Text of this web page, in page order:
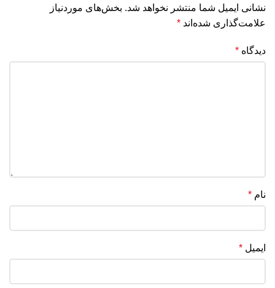
نشانی ایمیل شما منتشر نخواهد شد. بخش‌های موردنیاز
علامت‌گذاری شده‌اند *
دیدگاه *
نام *
ایمیل *